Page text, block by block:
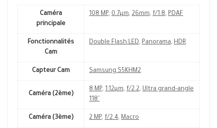
Caméra
principale
108 MP, 0.7µm, 26mm, f/1.8, PDAF
Fonctionnalités
Cam
Double Flash LED, Panorama, HDR
Capteur Cam Samsung S5KHM2
Caméra (2ème)
8 MP, 1.12µm, f/2.2, Ultra grand-angle
118˚
Caméra (3ème) 2 MP, f/2.4, Macro